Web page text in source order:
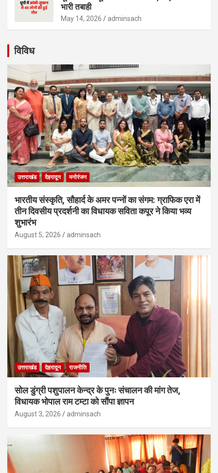
भारी तबाही
May 14, 2026 adminsach
विविध
उत्तराखंड देहरादून मनोरंजन
भारतीय संस्कृति, सौहार्द के अमर पन्नों का संगम: ग्राफिक एरा में
तीन दिवसीय प्रदर्शनी का विधायक सविता कपूर ने किया भव्य
शुभारंभ
August 5, 2026 adminsach
उत्तराखंड देहरादून राजनीति
सोल डुंग्री पशुपालन केन्द्र के पुनः संचालन की मांग तेज,
विधायक भोपाल राम टम्टा को सौंपा ज्ञापन
August 3, 2026 adminsach